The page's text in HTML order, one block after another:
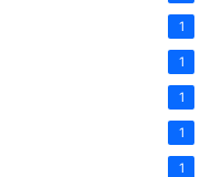
1
1
1
1
1